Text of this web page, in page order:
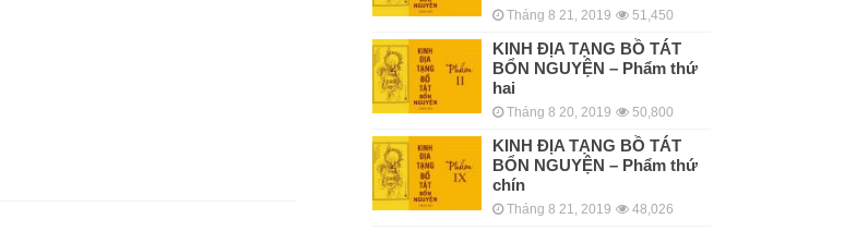
Tháng 8 21, 2019 51,450
KINH ÐỊA TẠNG BỒ TÁT
BỔN NGUYỆN – Phẩm thứ
hai
Tháng 8 20, 2019 50,800
KINH ÐỊA TẠNG BỒ TÁT
BỔN NGUYỆN – Phẩm thứ
chín
Tháng 8 21, 2019 48,026